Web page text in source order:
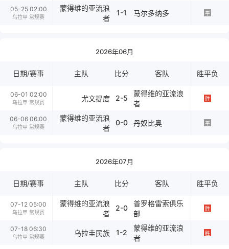
05-25 02:00
乌拉甲 常规赛
蒙得维的亚流浪
者
1-1 马尔多纳多 平
2026年06月
日期/赛事 主队 比分 客队 胜平负
06-01 02:00
乌拉甲 常规赛 尤文提度 2-5
蒙得维的亚流浪
者
胜
06-06 06:00
乌拉甲 常规赛
蒙得维的亚流浪
者
0-0 丹奴比奥 平
2026年07月
日期/赛事 主队 比分 客队 胜平负
07-12 05:00
乌拉甲 常规赛
蒙得维的亚流浪
者
2-0
普罗格雷索俱乐
部
胜
07-18 06:30
乌拉甲 常规赛 乌拉圭民族 1-2
蒙得维的亚流浪
者
胜